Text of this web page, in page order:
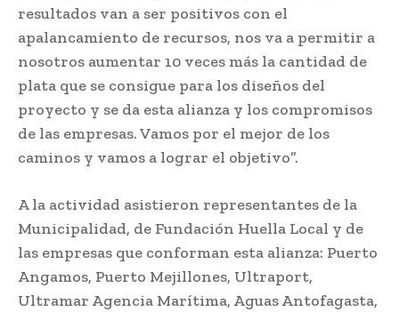
resultados van a ser positivos con el
apalancamiento de recursos, nos va a permitir a
nosotros aumentar 10 veces más la cantidad de
plata que se consigue para los diseños del
proyecto y se da esta alianza y los compromisos
de las empresas. Vamos por el mejor de los
caminos y vamos a lograr el objetivo”.
A la actividad asistieron representantes de la
Municipalidad, de Fundación Huella Local y de
las empresas que conforman esta alianza: Puerto
Angamos, Puerto Mejillones, Ultraport,
Ultramar Agencia Marítima, Aguas Antofagasta,